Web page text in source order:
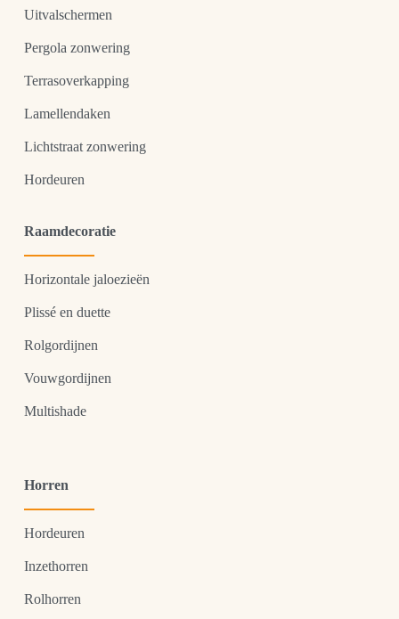
Uitvalschermen
Pergola zonwering
Terrasoverkapping
Lamellendaken
Lichtstraat zonwering
Hordeuren
Raamdecoratie
Horizontale jaloezieën
Plissé en duette
Rolgordijnen
Vouwgordijnen
Multishade
Horren
Hordeuren
Inzethorren
Rolhorren